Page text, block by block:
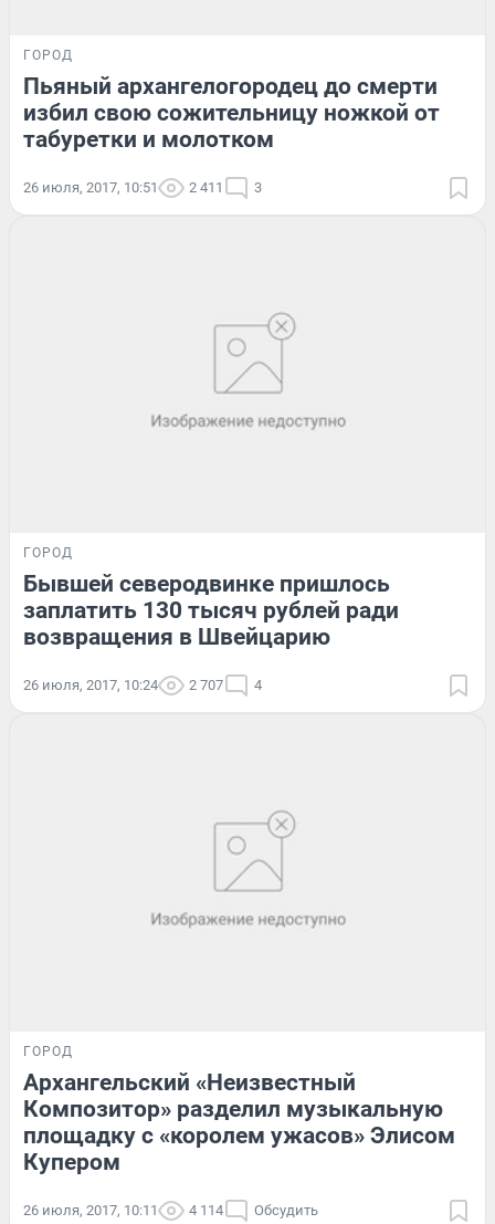
ГОРОД
Пьяный архангелогородец до смерти
избил свою сожительницу ножкой от
табуретки и молотком
26 июля, 2017, 10:51 2 411 3
ГОРОД
Бывшей северодвинке пришлось
заплатить 130 тысяч рублей ради
возвращения в Швейцарию
26 июля, 2017, 10:24 2 707 4
ГОРОД
Архангельский «Неизвестный
Композитор» разделил музыкальную
площадку с «королем ужасов» Элисом
Купером
26 июля, 2017, 10:11 4 114 Обсудить